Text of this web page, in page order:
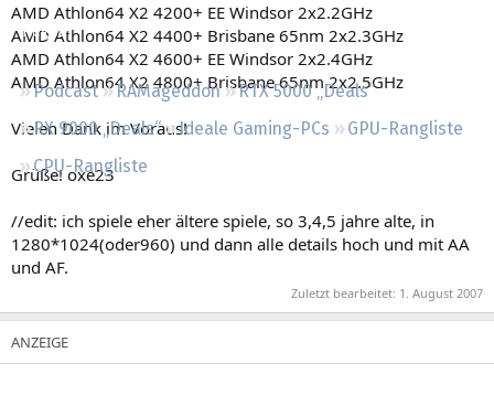
Regeln
Podcast RAMageddon
RTX 5000 „Deals“
RX 9000 „Deals“
Ideale Gaming-PCs
GPU-Rangliste
CPU-Rangliste
AMD Athlon64 X2 4200+ EE Windsor 2x2.2GHz
AMD Athlon64 X2 4400+ Brisbane 65nm 2x2.3GHz
AMD Athlon64 X2 4600+ EE Windsor 2x2.4GHz
AMD Athlon64 X2 4800+ Brisbane 65nm 2x2.5GHz
Vielen Dank im Voraus!
Grüße! oxe23
//edit: ich spiele eher ältere spiele, so 3,4,5 jahre alte, in
1280*1024(oder960) und dann alle details hoch und mit AA
und AF.
Zuletzt bearbeitet: 1. August 2007